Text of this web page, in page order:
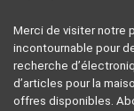
Merci de visiter notre
incontournable pour
recherche
d’articles pour la
offres disponibles.